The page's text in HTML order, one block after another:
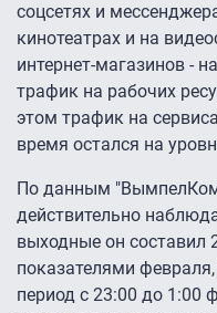
соцсетях и
кинотеатрах и на
интернет-магазинов -
трафик на рабочих
этом трафик на
время остался на
По данным
действительно
выходные он составил
показателями
период с 23:00 до 1:00